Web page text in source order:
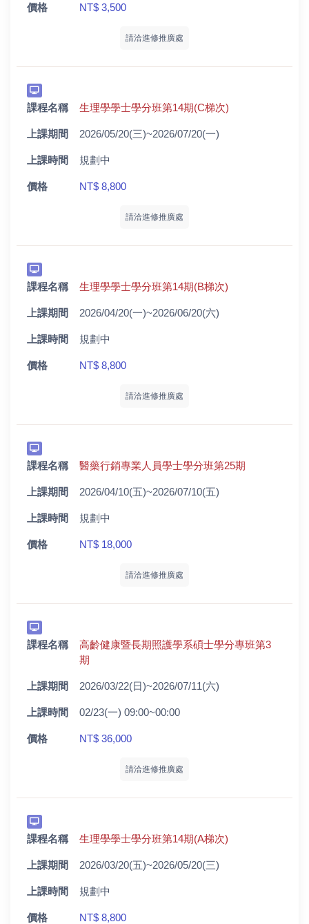
價格 NT$ 3,500
請洽進修推廣處
課程名稱 生理學學士學分班第14期(C梯次)
上課期間 2026/05/20(三)~2026/07/20(一)
上課時間 規劃中
價格 NT$ 8,800
請洽進修推廣處
課程名稱 生理學學士學分班第14期(B梯次)
上課期間 2026/04/20(一)~2026/06/20(六)
上課時間 規劃中
價格 NT$ 8,800
請洽進修推廣處
課程名稱 醫藥行銷專業人員學士學分班第25期
上課期間 2026/04/10(五)~2026/07/10(五)
上課時間 規劃中
價格 NT$ 18,000
請洽進修推廣處
課程名稱
高齡健康暨長期照護學系碩士學分專班第3
期
上課期間 2026/03/22(日)~2026/07/11(六)
上課時間 02/23(一) 09:00~00:00
價格 NT$ 36,000
請洽進修推廣處
課程名稱 生理學學士學分班第14期(A梯次)
上課期間 2026/03/20(五)~2026/05/20(三)
上課時間 規劃中
價格 NT$ 8,800